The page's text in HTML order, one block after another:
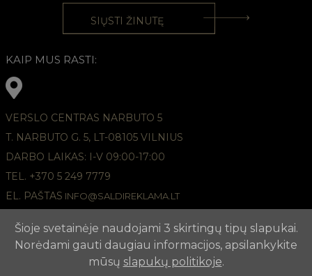
KAIP MUS RASTI:
VERSLO CENTRAS NARBUTO 5
T. NARBUTO G. 5, LT-08105 VILNIUS
DARBO LAIKAS: I-V 09:00-17:00
TEL. +370 5 249 7779
EL. PAŠTAS INFO@SALDIREKLAMA.LT
Šioje svetainėje naudojami 3 skirtingų tipų slapukai.
Norėdami gauti daugiau informacijos, apsilankykite
mūsų slapukų politikoje.